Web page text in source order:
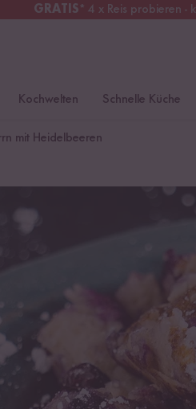
GRATIS* 4 x Reis probieren -
Kochwelten Schnelle Küche
mit Heidelbeeren